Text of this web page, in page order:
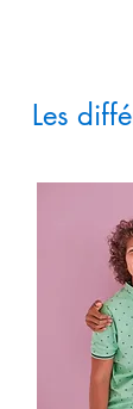
Les